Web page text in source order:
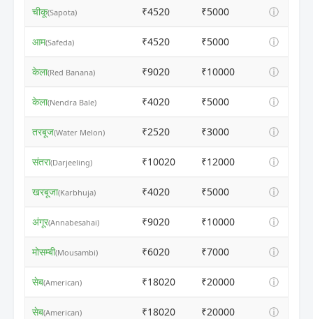
चीकू(Sapota) ₹4520 ₹5000 ⓘ
आम(Safeda) ₹4520 ₹5000 ⓘ
केला(Red Banana) ₹9020 ₹10000 ⓘ
केला(Nendra Bale) ₹4020 ₹5000 ⓘ
तरबूज(Water Melon) ₹2520 ₹3000 ⓘ
संतरा(Darjeeling) ₹10020 ₹12000 ⓘ
खरबूजा(Karbhuja) ₹4020 ₹5000 ⓘ
अंगूर(Annabesahai) ₹9020 ₹10000 ⓘ
मोसम्बी(Mousambi) ₹6020 ₹7000 ⓘ
सेब(American) ₹18020 ₹20000 ⓘ
सेब(American) ₹18020 ₹20000 ⓘ